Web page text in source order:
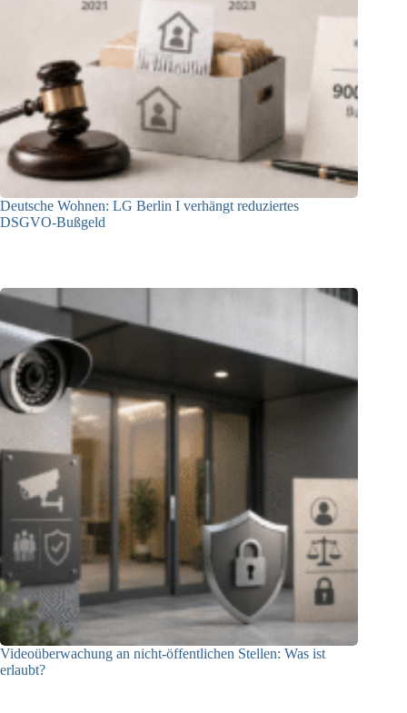
Deutsche Wohnen: LG Berlin I verhängt reduziertes
DSGVO-Bußgeld
Videoüberwachung an nicht-öffentlichen Stellen: Was ist
erlaubt?